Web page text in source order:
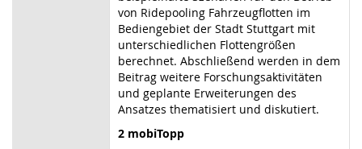
von Ridepooling Fahrzeugflotten im
Bediengebiet der Stadt Stuttgart mit
unterschiedlichen Flottengrößen
berechnet. Abschließend werden in dem
Beitrag weitere Forschungsaktivitäten
und geplante Erweiterungen des
Ansatzes thematisiert und diskutiert.
2 mobiTopp